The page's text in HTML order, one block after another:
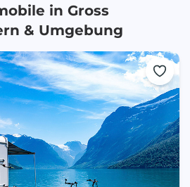
in Gross
& Umgebung